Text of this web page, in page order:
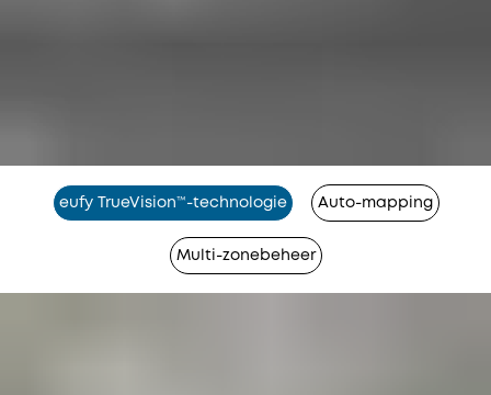
eufy TrueVision™-technologie Auto-mapping
Multi-zonebeheer